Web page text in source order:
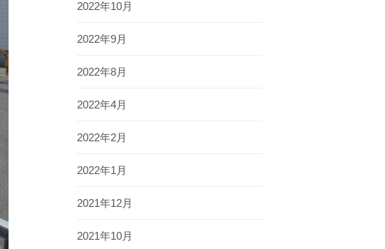
2022年10月
2022年9月
2022年8月
2022年4月
2022年2月
2022年1月
2021年12月
2021年10月